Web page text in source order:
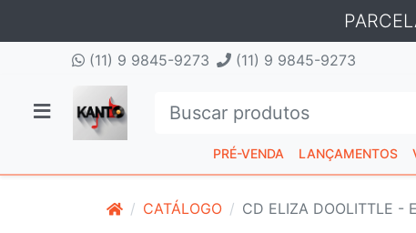
(11) 9 9845-9273 (11) 9 9845-9273
PRÉ-VENDA LANÇAMENTOS
CATÁLOGO CD ELIZA DOOLITTLE -